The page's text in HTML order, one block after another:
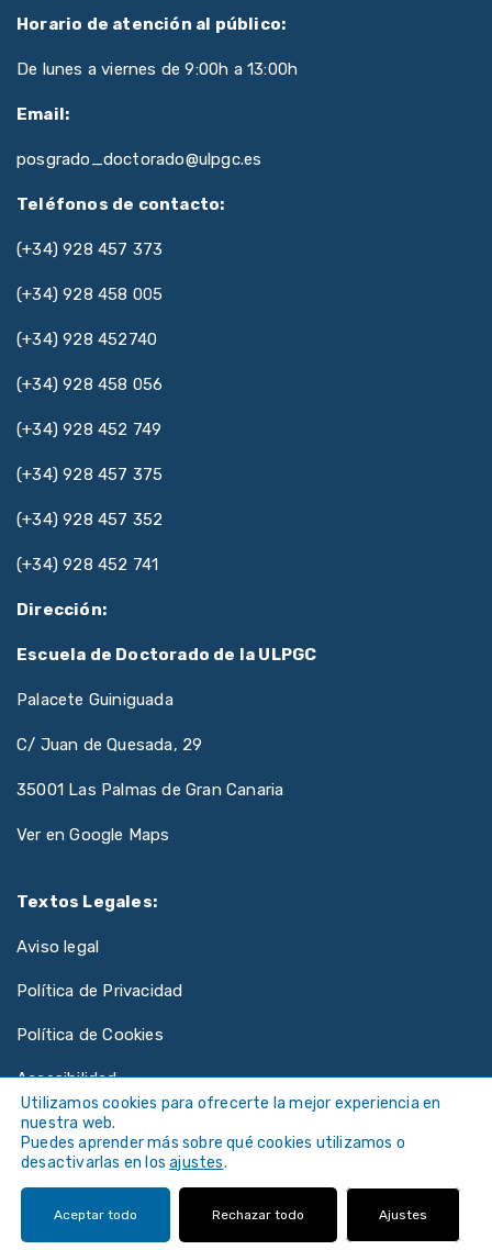
Horario de atención al público:
De lunes a viernes de 9:00h a 13:00h
Email:
posgrado_doctorado@ulpgc.es
Teléfonos de contacto:
(+34) 928 457 373
(+34) 928 458 005
(+34) 928 452740
(+34) 928 458 056
(+34) 928 452 749
(+34) 928 457 375
(+34) 928 457 352
(+34) 928 452 741
Dirección:
Escuela de Doctorado de la ULPGC
Palacete Guiniguada
C/ Juan de Quesada, 29
35001 Las Palmas de Gran Canaria
Ver en Google Maps
Textos Legales:
Aviso legal
Política de Privacidad
Política de Cookies
Accesibilidad
©Universidad de Las Palmas de Gran Canaria ·
ULPGC
Utilizamos cookies para ofrecerte la mejor experiencia en
nuestra web.
Puedes aprender más sobre qué cookies utilizamos o
desactivarlas en losajustes.
Aceptar todo Rechazar todo Ajustes